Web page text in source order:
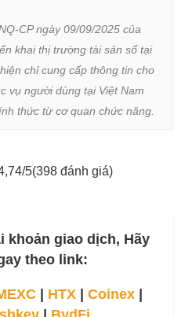
CP ngày 09/09/2025 của
khai thị trường tài sản số tại
chỉ cung cấp thông tin cho
vụ người dùng tại Việt Nam
thức từ cơ quan chức năng.
5(398 đánh giá)
khoản giao dịch, Hãy
theo link:
| HTX | Coinex |